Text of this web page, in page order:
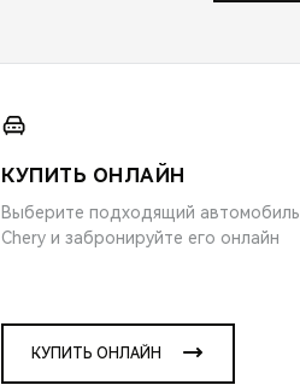
КУПИТЬ ОНЛАЙН
Выберите подходящий автомобиль
Chery и забронируйте его онлайн
КУПИТЬ ОНЛАЙН